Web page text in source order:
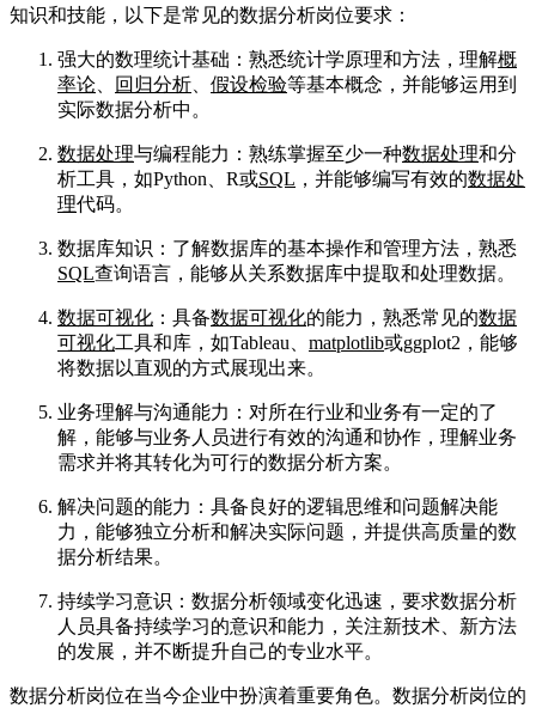
知识和技能，以下是常见的数据分析岗位要求：
强大的数理统计基础：熟悉统计学原理和方法，理解概
率论
回归分析 假设检验等基本概念，并能够运用到
实际数据分析中。
数据处理与编程能力：熟练掌握至少一种数据处理和分
析工具，如Python、R或SQL ，并能够编写有效的数据处
理代码。
数据库知识：了解数据库的基本操作和管理方法，熟悉
SQL查询语言，能够从关系数据库中提取和处理数据。
数据可视化 ：具备数据可视化的能力，熟悉常见的数据
可视化工具和库，如Tableau、 matplotlib或ggplot2，能够
将数据以直观的方式展现出来。
业务理解与沟通能力：对所在行业和业务有一定的了
解，能够与业务人员进行有效的沟通和协作，理解业务
需求并将其转化为可行的数据分析方案。
解决问题的能力：具备良好的逻辑思维和问题解决能
力，能够独立分析和解决实际问题，并提供高质量的数
据分析结果。
持续学习意识：数据分析领域变化迅速，要求数据分析
人员具备持续学习的意识和能力，关注新技术、新方法
的发展，并不断提升自己的专业水平。
数据分析岗位在当今企业中扮演着重要角色。数据分析岗位的